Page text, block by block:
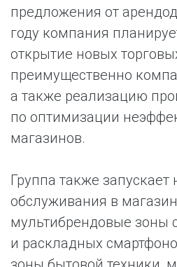
предложения от
году компания
открытие новых
преимущественно
а также реализацию
по оптимизации
магазинов.
Группа также
обслуживания в
мультибрендовые зоны
и раскладных